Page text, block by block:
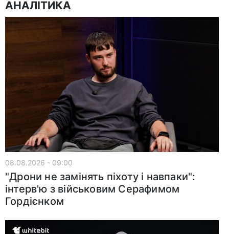
АНАЛІТИКА
08.08.2026 - 09:00
"Дрони не замінять піхоту і навпаки":
інтерв'ю з військовим Серафимом
Гордієнком